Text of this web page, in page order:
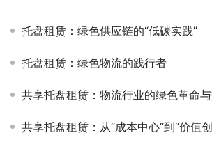
托盘租赁：绿色供应链的“低碳实践”
托盘租赁：绿色物流的践行者
共享托盘租赁：物流行业的绿色革命
共享托盘租赁：从“成本中心”到“价值